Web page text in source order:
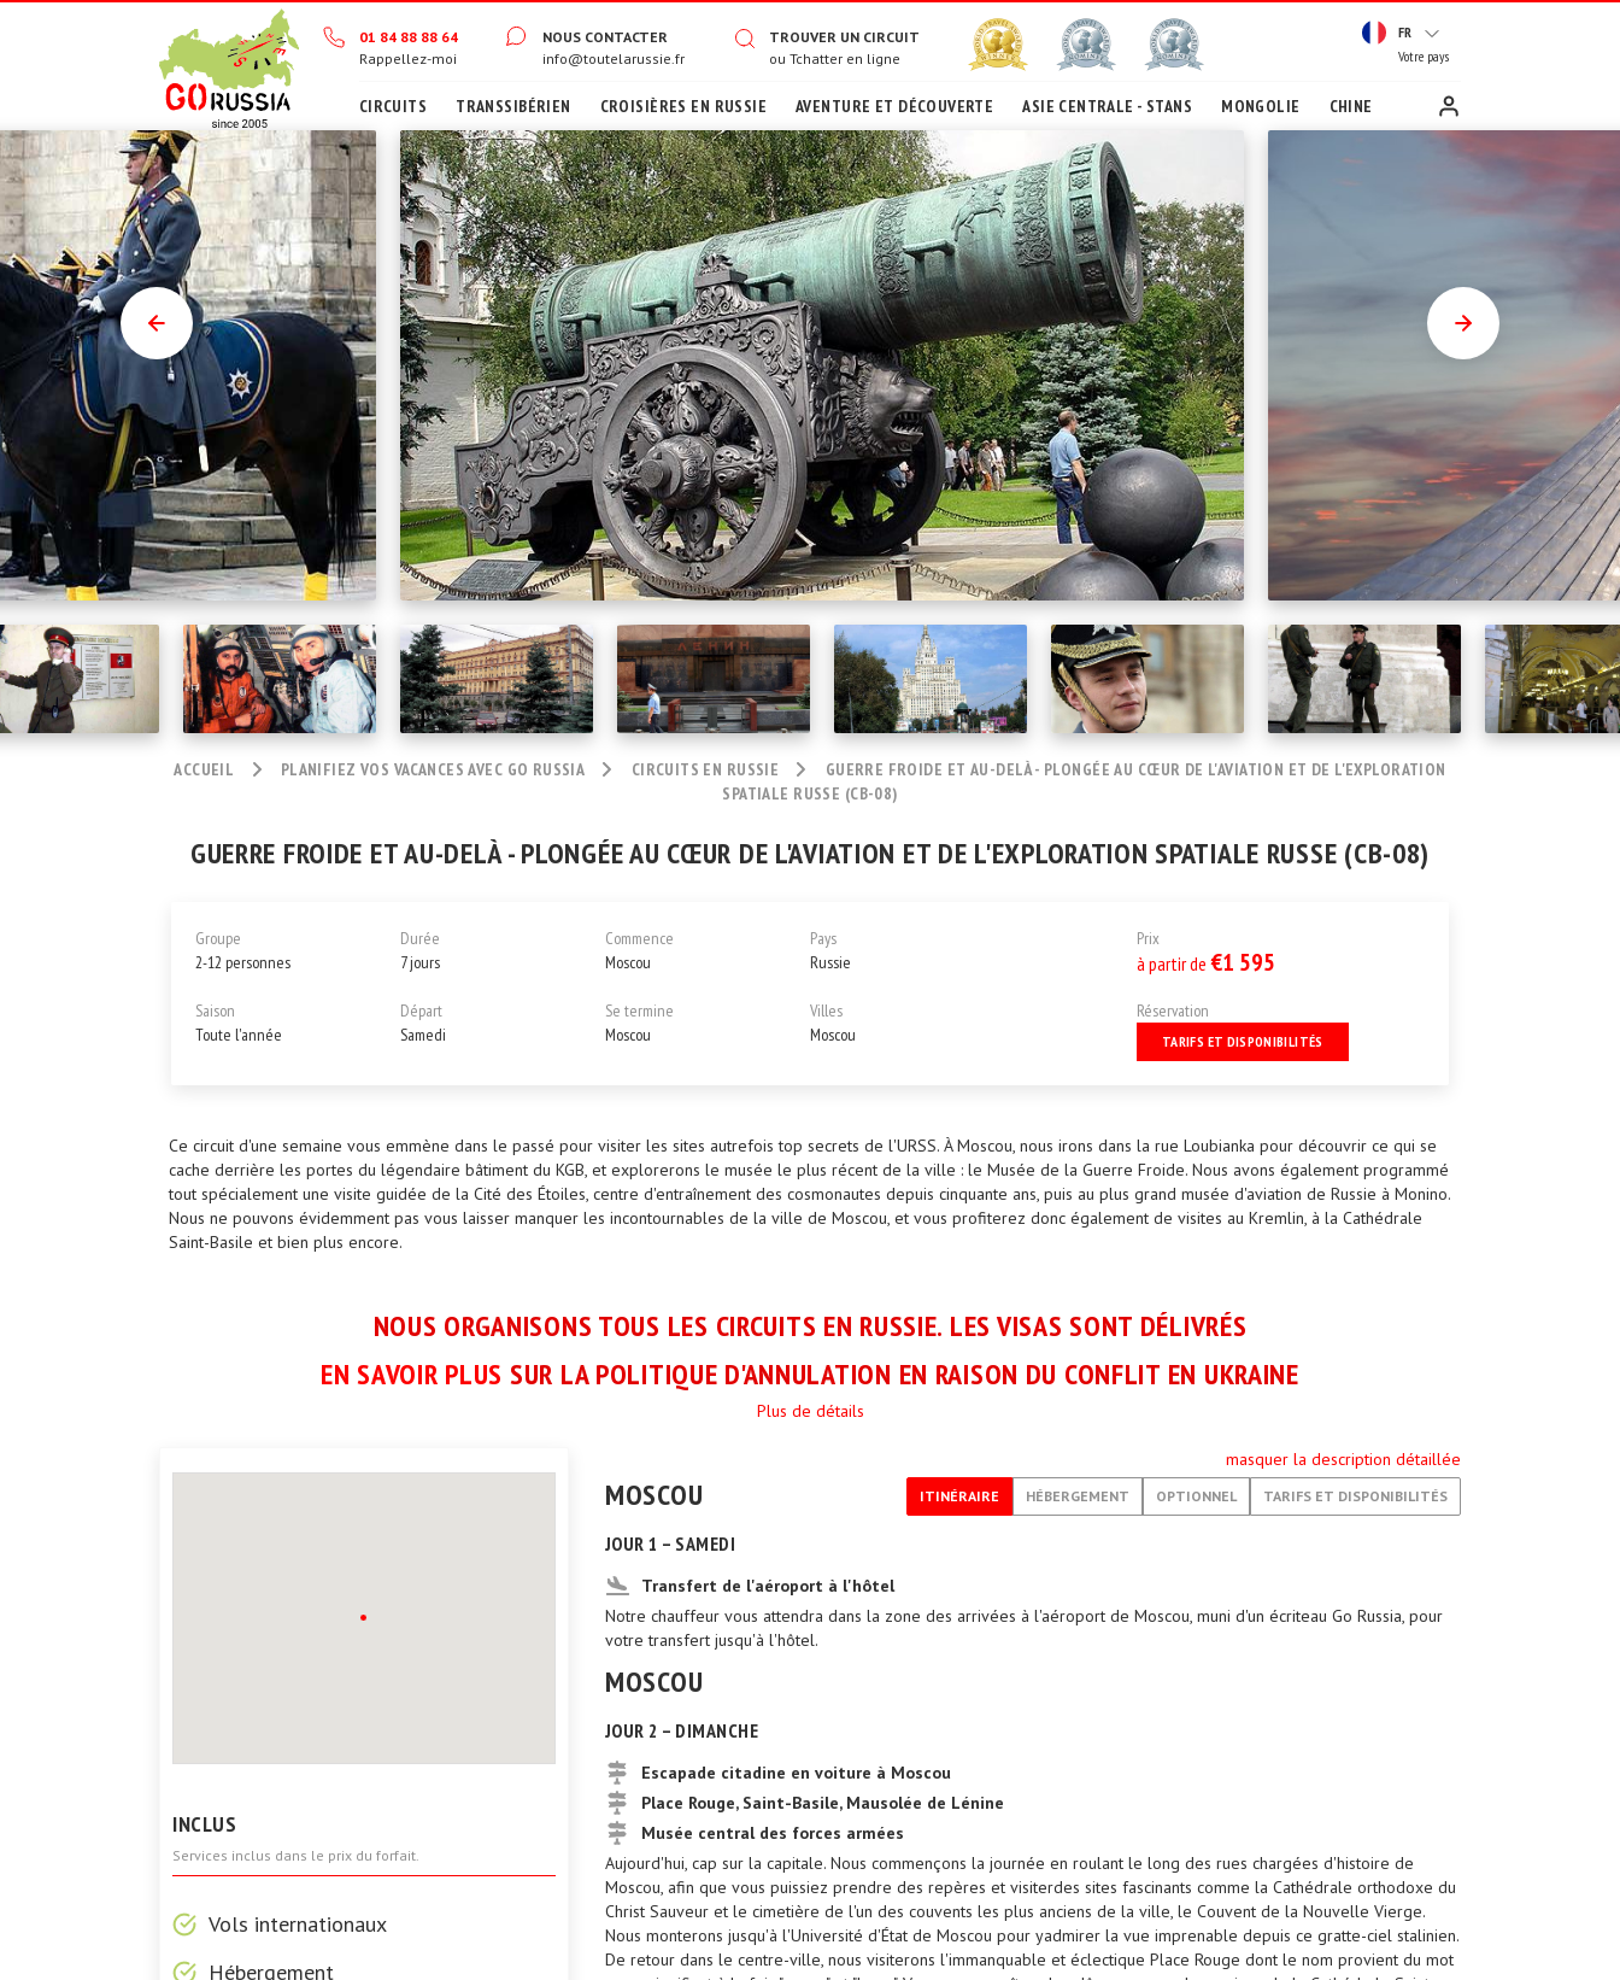
01 84 88 88 64
Rappellez-moi
NOUS CONTACTER
info@toutelarussie.fr
TROUVER UN CIRCUIT
ou Tchatter en ligne
FR
Votre pays
CIRCUITS TRANSSIBÉRIEN CROISIÈRES EN RUSSIE AVENTURE ET DÉCOUVERTE ASIE CENTRALE - STANS MONGOLIE CHINE
ACCUEIL PLANIFIEZ VOS VACANCES AVEC GO RUSSIA CIRCUITS EN RUSSIE
GUERRE FROIDE ET AU-DELÀ - PLONGÉE AU CŒUR DE L'AVIATION ET DE L'EXPLORATION
SPATIALE RUSSE (CB-08)
GUERRE FROIDE ET AU-DELÀ - PLONGÉE AU CŒUR DE L'AVIATION ET DE L'EXPLORATION SPATIALE RUSSE (CB-08)
Groupe
2-12 personnes
Saison
Toute l'année
Durée
7 jours
Départ
Samedi
Commence
Moscou
Se termine
Moscou
Pays
Russie
Villes
Moscou
Prix
à partir de €1 595
Réservation
TARIFS ET DISPONIBILITÉS
Ce circuit d'une semaine vous emmène dans le passé pour visiter les sites autrefois top secrets de l'URSS. À Moscou, nous irons dans la rue Loubianka pour découvrir ce qui se
cache derrière les portes du légendaire bâtiment du KGB, et explorerons le musée le plus récent de la ville : le Musée de la Guerre Froide. Nous avons également programmé
tout spécialement une visite guidée de la Cité des Étoiles, centre d'entraînement des cosmonautes depuis cinquante ans, puis au plus grand musée d'aviation de Russie à Monino.
Nous ne pouvons évidemment pas vous laisser manquer les incontournables de la ville de Moscou, et vous profiterez donc également de visites au Kremlin, à la Cathédrale
Saint-Basile et bien plus encore.
NOUS ORGANISONS TOUS LES CIRCUITS EN RUSSIE. LES VISAS SONT DÉLIVRÉS
EN SAVOIR PLUS SUR LA POLITIQUE D'ANNULATION EN RAISON DU CONFLIT EN UKRAINE
Plus de détails
INCLUS
Services inclus dans le prix du forfait.
Vols internationaux
Hébergement
masquer la description détaillée
MOSCOU ITINÉRAIRE HÉBERGEMENT OPTIONNEL TARIFS ET DISPONIBILITÉS
JOUR 1 – SAMEDI
Transfert de l'aéroport à l'hôtel
Notre chauffeur vous attendra dans la zone des arrivées à l'aéroport de Moscou, muni d'un écriteau Go Russia, pour
votre transfert jusqu'à l'hôtel.
MOSCOU
JOUR 2 – DIMANCHE
Escapade citadine en voiture à Moscou
Place Rouge, Saint-Basile, Mausolée de Lénine
Musée central des forces armées
Aujourd'hui, cap sur la capitale. Nous commençons la journée en roulant le long des rues chargées d'histoire de
Moscou, afin que vous puissiez prendre des repères et visiterdes sites fascinants comme la Cathédrale orthodoxe du
Christ Sauveur et le cimetière de l'un des couvents les plus anciens de la ville, le Couvent de la Nouvelle Vierge.
Nous monterons jusqu'à l'Université d'État de Moscou pour yadmirer la vue imprenable depuis ce gratte-ciel stalinien.
De retour dans le centre-ville, nous visiterons l'immanquable et éclectique Place Rouge dont le nom provient du mot